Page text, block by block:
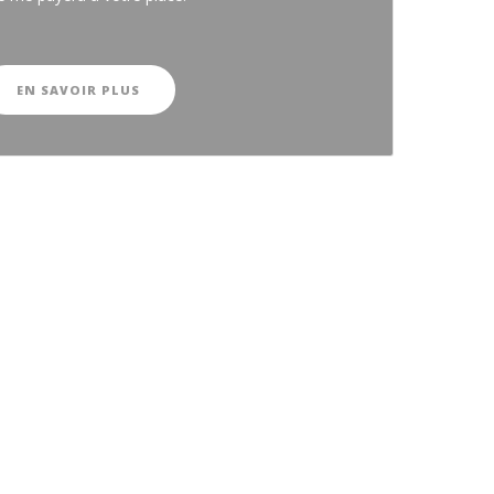
EN SAVOIR PLUS